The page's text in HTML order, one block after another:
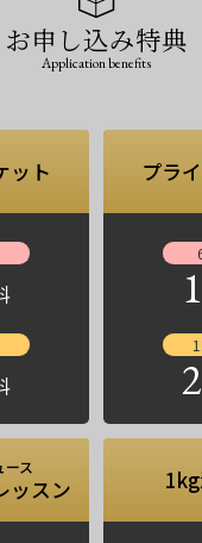
お申し込み特典
Application benefits
ット プラ
1
2
ス
ッスン